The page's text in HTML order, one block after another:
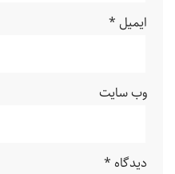
ایمیل *
وب‌ سایت
دیدگاه *